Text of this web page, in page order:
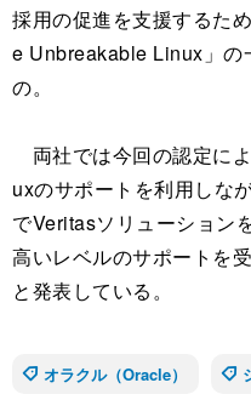
採用の促進を支援するた
e Unbreakable Linux」の
の。
両社では今回の認定に
uxのサポートを利用しな
でVeritasソリューション
高いレベルのサポートを
と発表している。
オラクル（Oracle）